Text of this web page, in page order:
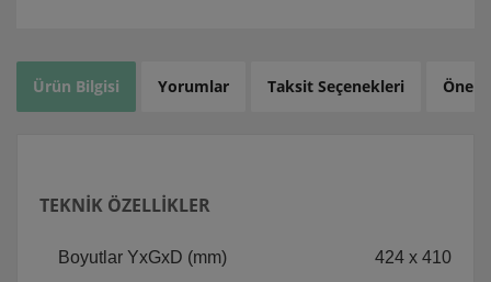
Ürün Bilgisi Yorumlar Taksit Seçenekleri
TEKNİK ÖZELLİKLER
Boyutlar YxGxD (mm) 424 x 410 x